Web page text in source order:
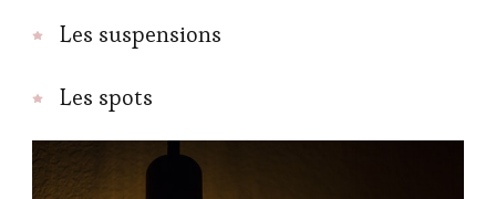
Les suspensions
Les spots